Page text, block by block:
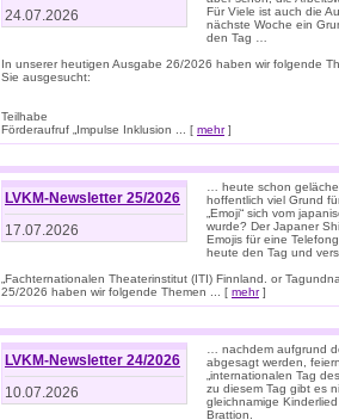
24.07.2026
Für Viele ist auch die
nächste Woche ein
den Tag …
In unserer heutigen Ausgabe 26/2026 haben wir folgende
Sie ausgesucht:
Teilhabe
Förderaufruf „Impulse Inklusion ... [ mehr]
LVKM-Newsletter 25/2026
17.07.2026
… heute schon
hoffentlich viel Grund
„Emoji“ sich vom
wurde? Der Japaner
Emojis für eine
heute den Tag und
„Fachternationalen Theaterinstitut (ITI) Finnland. or
25/2026 haben wir folgende Themen ... [ mehr]
LVKM-Newsletter 24/2026
10.07.2026
… nachdem aufgrund
abgesagt werden,
„internationalen Tag
zu diesem Tag gibt es
gleichnamige
Brattion.